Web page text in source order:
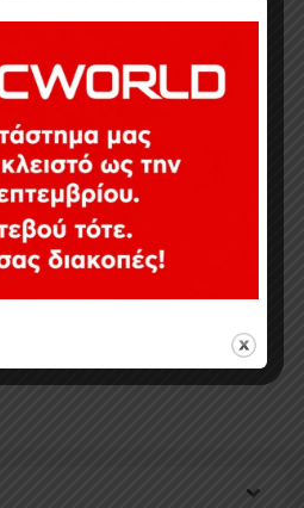
αποτελέσματος